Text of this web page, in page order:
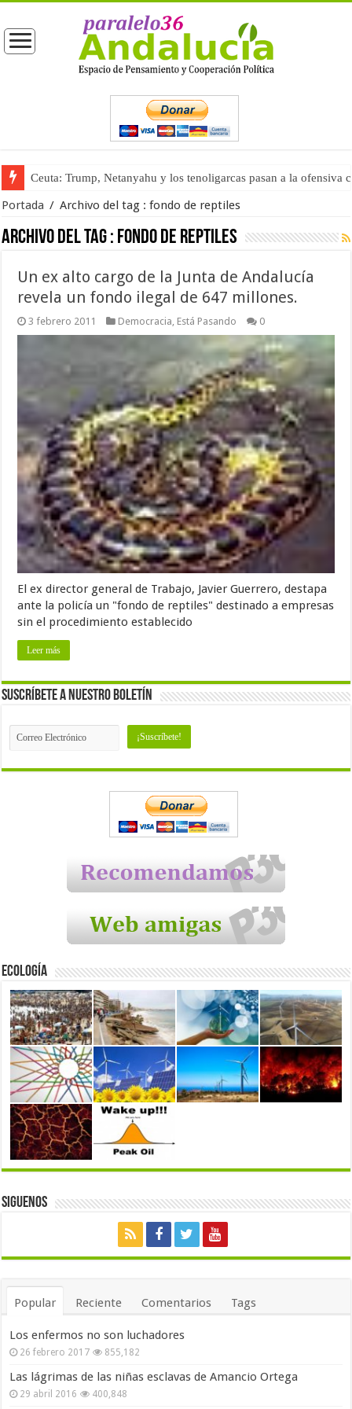
Ceuta: Trump, Netanyahu y los tenoligarcas pasan a la ofensiva
Portada / Archivo del tag :fondo de reptiles
Archivo del tag : fondo de reptiles
Un ex alto cargo de la Junta de Andalucía
revela un fondo ilegal de 647 millones.
3 febrero 2011 Democracia, Está Pasando 0
El ex director general de Trabajo, Javier Guerrero, destapa
ante la policía un "fondo de reptiles" destinado a empresas
sin el procedimiento establecido
Leer más
Suscríbete a nuestro Boletín
Ecología
Siguenos
Popular Reciente Comentarios Tags
Los enfermos no son luchadores
26 febrero 2017 855,182
Las lágrimas de las niñas esclavas de Amancio Ortega
29 abril 2016 400,848